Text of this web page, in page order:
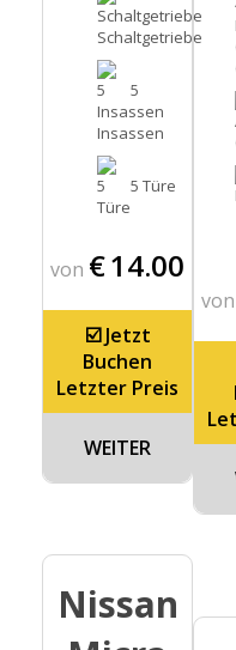
Schaltgetriebe
5
Insassen
5 Türe
von €14.00
☑️ Jetzt
Buchen
Letzter Preis
WEITER
von
Nissan